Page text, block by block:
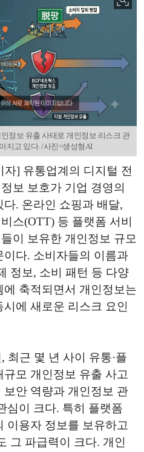
정보 유출 사태로 개인정보 리스크 관
지고 있다. /사진=생성형AI
] 유통업계의 디지털 전
보 보호가 기업 경영의
. 온라인 쇼핑과 배달,
스(OTT) 등 플랫폼 서비
이 보유한 개인정보 규모
이다. 소비자들의 이름과
정보, 소비 패턴 등 다양
축적되면서 개인정보는
에 새로운 리스크 요인
최근 몇 년 사이 유통·플
모 개인정보 유출 사고
안 역량과 개인정보 관
심이 크다. 특히 플랫폼
이용자 정보를 보유하고
그 파급력이 크다. 개인